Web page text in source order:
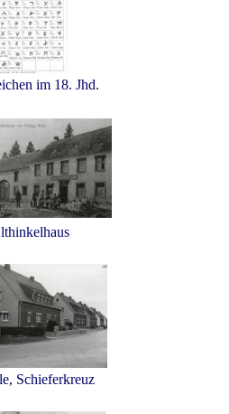
im 18. Jhd.
Schieferkreuz